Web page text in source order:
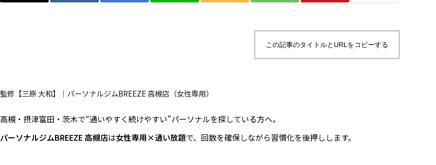
この記事のタイトルとURLをコピーする
監修【三原 大和】｜パーソナルジムBREEZE 高槻店（女性専用）
高槻・摂津富田・茨木で“通いやすく続けやすい”パーソナルを探している方へ。
パーソナルジムBREEZE 高槻店は女性専用×通い放題で、回数を確保しながら習慣化を後押しします。